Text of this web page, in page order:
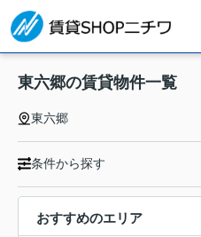
東六郷の賃貸物件一覧
東六郷
条件から探す
おすすめのエリア